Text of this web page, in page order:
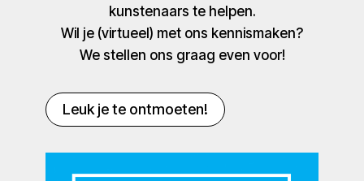
kunstenaars te helpen.
Wil je (virtueel) met ons kennismaken?
We stellen ons graag even voor!
Leuk je te ontmoeten!